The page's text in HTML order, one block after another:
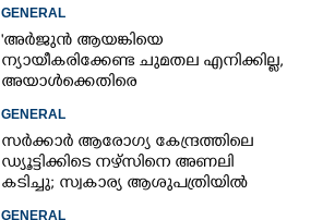
വിളിക്കുന്ന കാലമാണിത്'
GENERAL
'അർജുൻ ആയങ്കിയെ
ന്യായീകരിക്കേണ്ട ചുമതല എനിക്കില്ല,
അയാൾക്കെതിരെ
GENERAL
സർക്കാർ ആരോഗ്യ കേന്ദ്രത്തിലെ
ഡ്യൂട്ടിക്കിടെ നഴ്സിനെ അണലി
കടിച്ചു; സ്വകാര്യ ആശുപത്രിയിൽ
GENERAL